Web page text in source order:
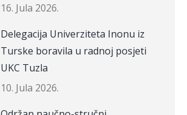
16. Jula 2026.
Delegacija Univerziteta Inonu iz
Turske boravila u radnoj posjeti
UKC Tuzla
10. Jula 2026.